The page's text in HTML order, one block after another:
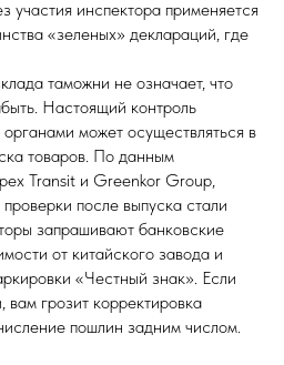
участия инспектора применяется
«зеленых» деклараций, где
таможни не означает, что
Настоящий контроль
может осуществляться в
товаров. По данным
Transit и Greenkor Group,
после выпуска стали
запрашивают банковские
от китайского завода и
«Честный знак». Если
грозит корректировка
пошлин задним числом.